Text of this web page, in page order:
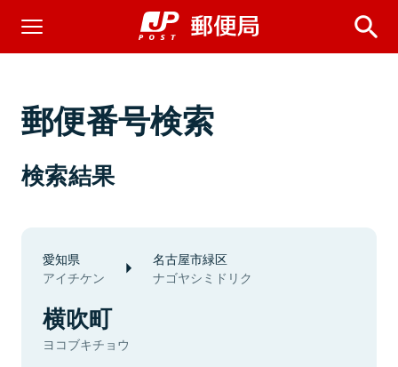
郵便番号検索
検索結果
愛知県
アイチケン
名古屋市緑区
ナゴヤシミドリク
横吹町
ヨコブキチョウ